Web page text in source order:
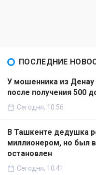
ПОСЛЕДНИЕ
У мошенника из Денау
после получения 500
Сегодня, 10:56
В Ташкенте дедушка
миллионером, но был
остановлен
Сегодня, 10:41